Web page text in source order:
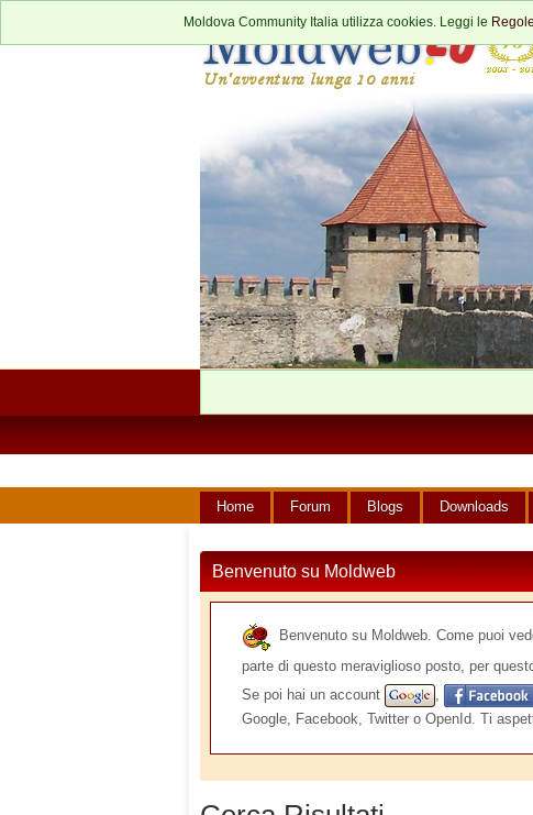
Moldova Community Italia utilizza cookies. Leggi le
Home Forum Blogs Downloads
Benvenuto su Moldweb
Benvenuto su Moldweb. Come puoi
parte di questo meraviglioso posto, per
Se poi hai un account
,
Google, Facebook, Twitter o OpenId. Ti